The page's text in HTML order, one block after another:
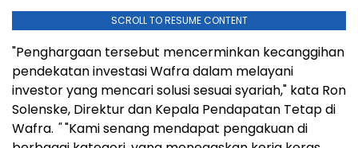
SCROLL TO RESUME CONTENT
"Penghargaan tersebut mencerminkan kecanggihan
pendekatan investasi Wafra dalam melayani
investor yang mencari solusi sesuai syariah," kata Ron
Solenske, Direktur dan Kepala Pendapatan Tetap di
Wafra. ""Kami senang mendapat pengakuan di